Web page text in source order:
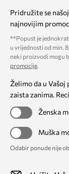
Pridružite se
najnovijim
**Popust je
u vrijednosti od min.
neki proizvodi mogu
promocije.
Želimo da u
zaista zanima.
Ženska
Muška
Odabir ponude nije